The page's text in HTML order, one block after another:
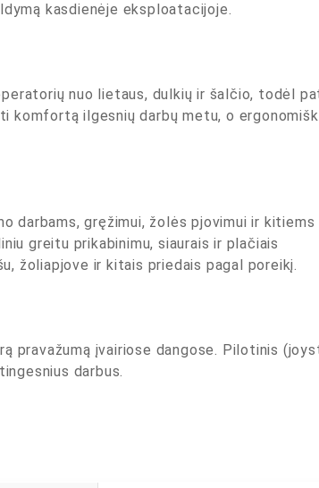
kasdienėje eksploatacijoje.
nuo lietaus, dulkių ir šalčio, todėl
komfortą ilgesnių darbų metu, o
darbams, gręžimui, žolės pjovimui ir kitiems
greitu prikabinimu, siaurais ir plačiais
žoliapjove ir kitais priedais pagal poreikį.
pravažumą įvairiose dangose. Pilotinis
darbus.